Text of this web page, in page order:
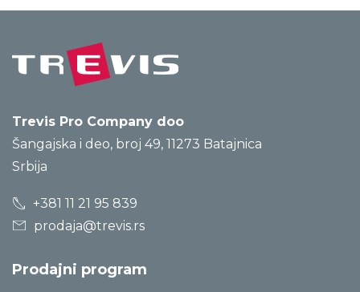
Trevis Pro Company doo
Šangajska i deo, broj 49, 11273 Batajnica
Srbija
+381 11 21 95 839
prodaja@trevis.rs
Prodajni program